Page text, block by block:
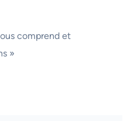
comprend et
»